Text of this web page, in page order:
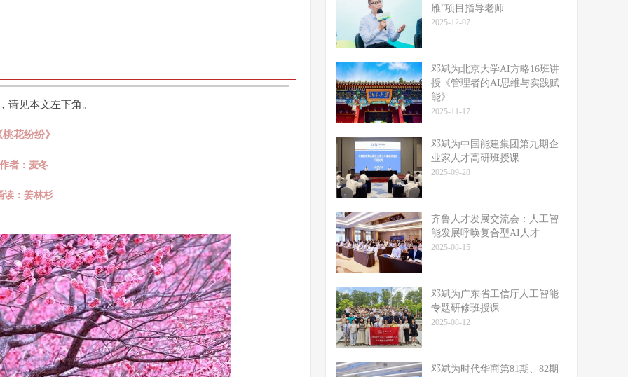
请见本文左下角。
桃花纷纷》
作者：麦冬
读：姜林杉
雁”项目指导老师
2025-12-07
邓斌为北京大学AI方略16班讲
授《管理者的AI思维与实践赋
能》
2025-11-17
邓斌为中国能建集团第九期企
业家人才高研班授课
2025-09-28
齐鲁人才发展交流会：人工智
能发展呼唤复合型AI人才
2025-08-15
邓斌为广东省工信厅人工智能
专题研修班授课
2025-08-12
邓斌为时代华商第81期、82期